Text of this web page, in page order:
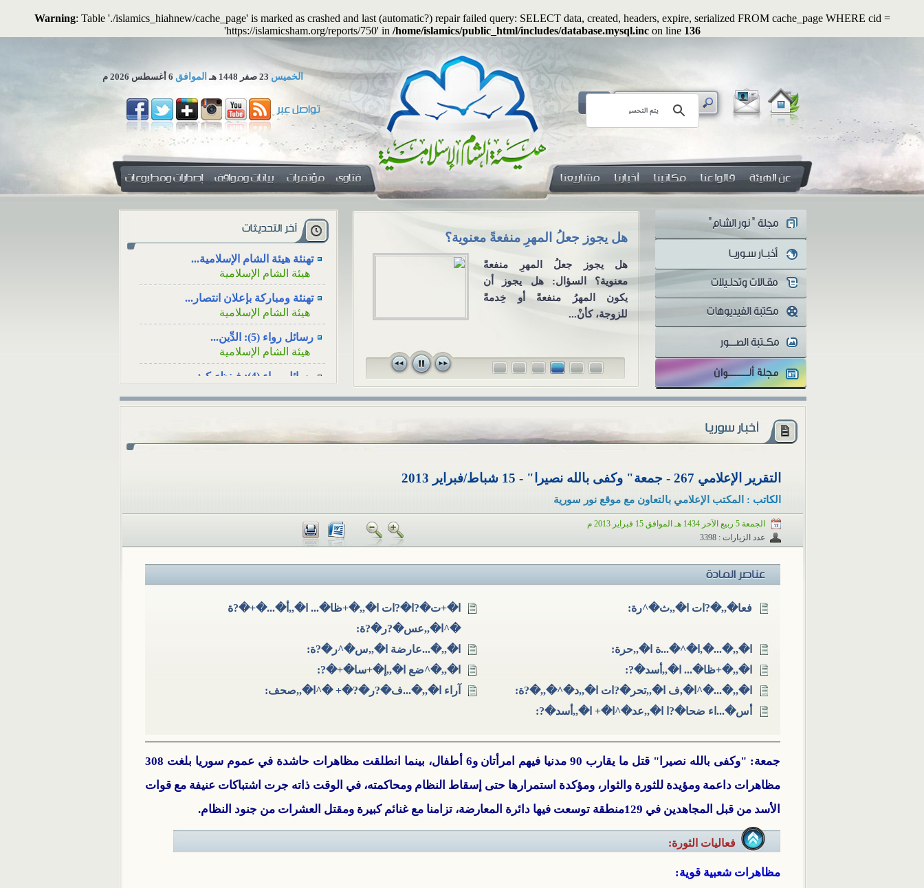
Warning: Table './islamics_hiahnew/cache_page' is marked as crashed and last (automatic?) repair failed query: SELECT data, created, headers, expire, serialized FROM cache_page WHERE cid =
'https://islamicsham.org/reports/750' in /home/islamics/public_html/includes/database.mysql.incon line 136
الخميس 23 صفر 1448 هـ الموافق 6 أغسطس 2026 م
أوَلا يرون أنهم يُفتنون ...؟! منذ
هل يجوز جعلُ المهرِ منفعةً معنوية؟
هل يجوز جعلُ المهرِ منفعةً
معنوية؟ السؤال: هل يجوز أن
يكون المهرُ منفعةً أو خِدمةً
للزوجة، كأنْ...
الاجتماع للعزاء، والتعزية من خلال وسائل
التواصل الاجتماعي
الاجتماع للعزاء، ووقته، والتعزية
من خلال وسائل التواصل
الاجتماعي السؤال: عند وفاة
قريبٍ لأحد الأصدقاء هل يكفي
هل تجوز الاستعاضة عن المال...
المكتب العلمي ـ هيئة الشام...
هيئة الشام الإسلامية
تهنئة ومباركة بإعلان انتصار...
هيئة الشام الإسلامية
رسائل رواء (5): الدِّين...
هيئة الشام الإسلامية
رسائل رواء (4): فينظرَ كيف...
هيئة الشام الإسلامية
رسائل رواء (3): لا يُسلِمُه...
رسائل رواء (1): وأصلحوا ذات...
أحكامُ الجوائز في المسابقات...
المكتب العلمي ـ هيئة الشام...
هل تثبت الوفاةُ بشهادةِ رجلٍ...
التقرير الإعلامي 267 - جمعة" وكفى بالله نصيرا" - 15 شباط/فبراير 2013
الكاتب : المكتب الإعلامي بالتعاون مع موقع نور سورية
الجمعة 5 ربيع الآخر 1434 هـ الموافق 15 فبراير 2013 م
عدد الزيارات : 3398
فعا�,,�?ات ا�,,ث�^رة:
ا�+ت�?ا�?ات ا�,,�+ظا�... ا�,,أ�...�+�?ة
�^ا�,,عس�?ر�?ة:
ا�,,�...�,ا�^�...ة ا�,,حرة:
ا�,,�...عارضة ا�,,س�^ر�?ة:
ا�,,�+ظا�... ا�,,أسد�?:
ا�,,�^ضع ا�,,إ�+سا�+�?:
ا�,,�...�^ا�,ف ا�,,تحر�?ات ا�,,د�^�,,�?ة:
آراء ا�,,�...ف�?ر�?�+ �^ا�,,صحف:
أس�...اء ضحا�?ا ا�,,عد�^ا�+ ا�,,أسد�?:
جمعة: "وكفى بالله نصيرا" قتل ما يقارب 90 مدنيا فيهم امرأتان و6 أطفال، بينما انطلقت مظاهرات حاشدة في عموم سوريا بلغت 308
مظاهرات داعمة ومؤيدة للثورة والثوار، ومؤكدة استمرارها حتى إسقاط النظام ومحاكمته، في الوقت ذاته جرت اشتباكات عنيفة مع قوات
الأسد من قبل المجاهدين في 129منطقة توسعت فيها دائرة المعارضة، تزامنا مع غنائم كبيرة ومقتل العشرات من جنود النظام.
فعاليات الثورة:
مظاهرات شعبية قوية: